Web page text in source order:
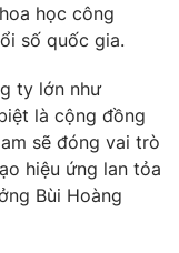
bằng AI
học công
số quốc gia.
ty lớn như
là cộng đồng
sẽ đóng vai trò
hiệu ứng lan tỏa
Bùi Hoàng